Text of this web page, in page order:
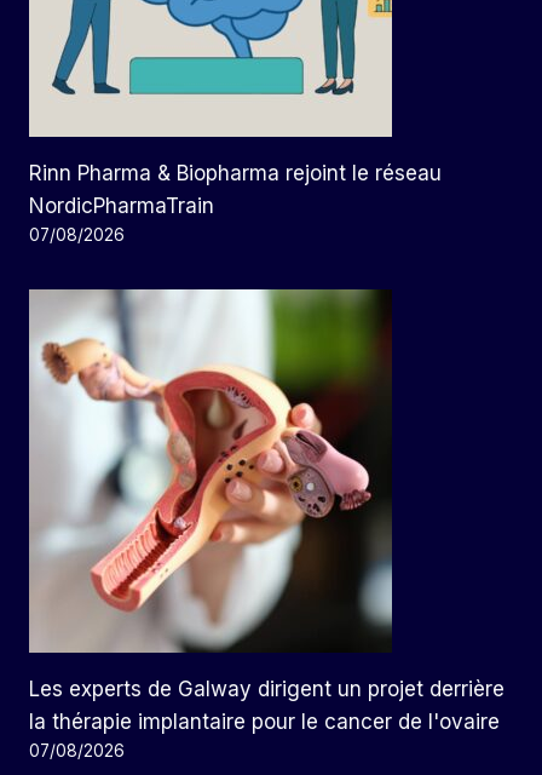
Rinn Pharma & Biopharma rejoint le réseau
NordicPharmaTrain
07/08/2026
Les experts de Galway dirigent un projet derrière
la thérapie implantaire pour le cancer de l'ovaire
07/08/2026